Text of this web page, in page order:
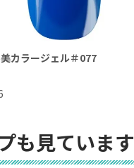
カラージェル＃077
も見ています